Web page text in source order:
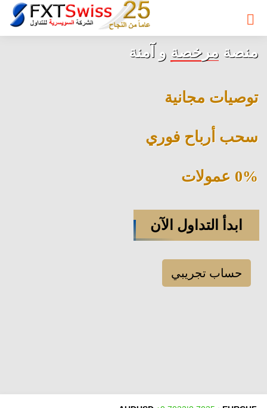
منصة مرخصة و آمنة
توصيات مجانية
سحب أرباح فوري
0% عمولات
ابدأ التداول الآن
حساب تجريبي